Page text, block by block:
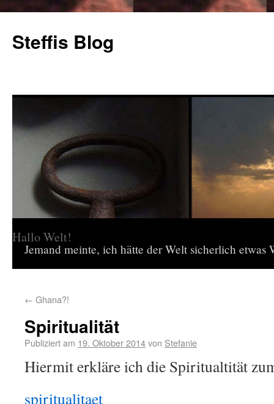
Steffis Blog
Hallo Welt!
Jemand meinte, ich hätte der Welt sicherlich
← Ghana?!
Spiritualität
Publiziert am 19. Oktober 2014von Stefanie
Hiermit erkläre ich die Spiritualtität
spiritualitaet